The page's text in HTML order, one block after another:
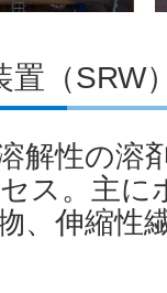
（SRW）
解性の溶
ス。主に
、伸縮性